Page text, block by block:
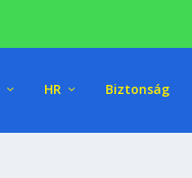
HR Biztonság